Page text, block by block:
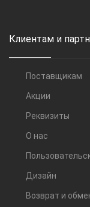
Клиентам и
Поставщикам
Акции
Реквизиты
О нас
Дизайн
Возврат и